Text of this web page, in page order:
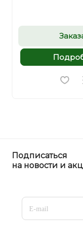
Подписаться
на новости и